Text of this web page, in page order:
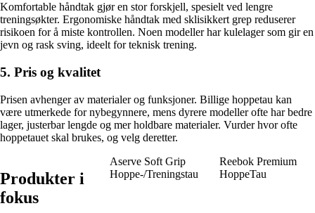
Komfortable håndtak gjør en stor forskjell, spesielt ved lengre
treningsøkter. Ergonomiske håndtak med sklisikkert grep reduserer
risikoen for å miste kontrollen. Noen modeller har kulelager som gir en
jevn og rask sving, ideelt for teknisk trening.
5. Pris og kvalitet
Prisen avhenger av materialer og funksjoner. Billige hoppe­tau kan
være utmerkede for nybegynnere, mens dyrere modeller ofte har bedre
lager, justerbar lengde og mer holdbare materialer. Vurder hvor ofte
hoppe­tauet skal brukes, og velg deretter.
Produkter i
fokus
Aserve Soft Grip
Hoppe-/Treningstau
Reebok Premium
HoppeTau